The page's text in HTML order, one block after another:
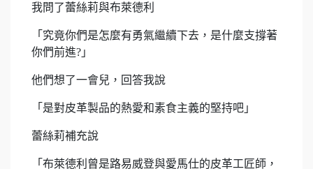
我問了蕾絲莉與布萊德利
「究竟你們是怎麼有勇氣繼續下去，是什麼支撐著
你們前進?」
他們想了一會兒，回答我說
「是對皮革製品的熱愛和素食主義的堅持吧」
蕾絲莉補充說
「布萊德利曾是路易威登與愛馬仕的皮革工匠師，